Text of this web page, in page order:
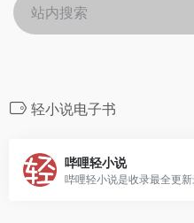
轻小说电子书
哔哩轻小说